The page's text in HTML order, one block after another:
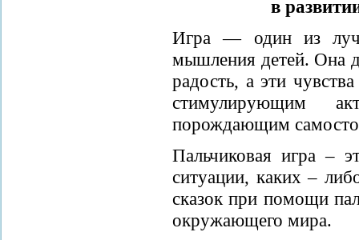
в
Игра — один из
мышления детей. Она
радость, а эти
стимулирующим
порождающим
Пальчиковая игра –
ситуации, каких –
сказок при помощи
окружающего мира.